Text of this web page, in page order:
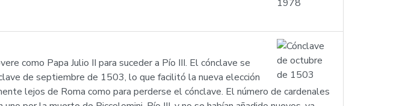
como Papa Julio II para suceder a Pío III. El cónclave se
de septiembre de 1503, lo que facilitó la nueva elección
lejos de Roma como para perderse el cónclave. El número de cardenales